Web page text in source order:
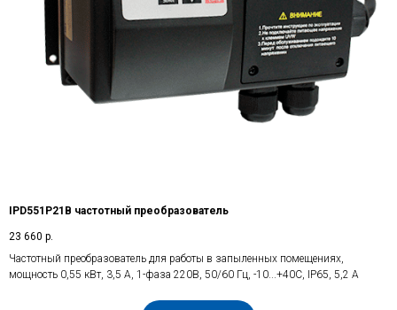
IPD551P21B частотный преобразователь
23 660 р.
Частотный преобразователь для работы в запыленных помещениях,
мощность 0,55 кВт, 3,5 А, 1-фаза 220В, 50/60 Гц, -10...+40С, IP65, 5,2 А